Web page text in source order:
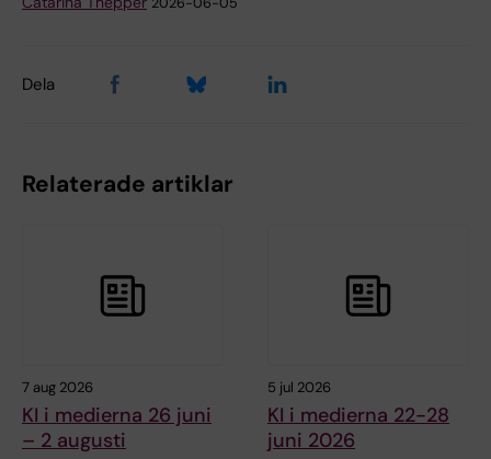
2026-06-05
Dela
Relaterade artiklar
7 aug 2026
KI i medierna 26 juni
– 2 augusti
5 jul 2026
KI i medierna 22-28
juni 2026